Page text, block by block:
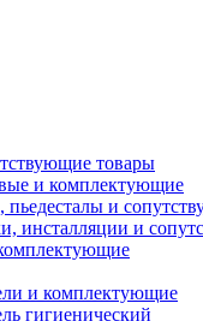
товары
и комплектующие
и
инсталляции и
и комплектующие
гигиенический